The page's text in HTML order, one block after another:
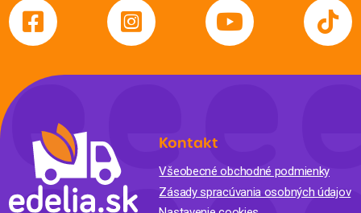
Kontakt
Všeobecné obchodné podmienky
Zásady spracúvania osobných údajov